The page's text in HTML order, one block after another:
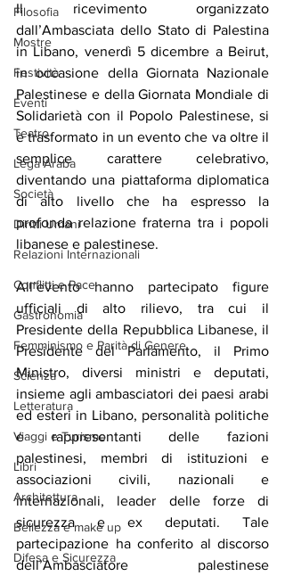
Filosofia
Mostre
Festività
Eventi
Teatro
Lega Araba
Società
Diritti Umani
Relazioni Internazionali
Conflitti e Pace
Gastronomia
Femminismo e Parità di Genere
Scienza
Letteratura
Viaggi e Turismo
Libri
Architettura
Bellezza e make up
Difesa e Sicurezza
Il ricevimento organizzato
dall’Ambasciata dello Stato di Palestina
in Libano, venerdì 5 dicembre a Beirut,
in occasione della Giornata Nazionale
Palestinese e della Giornata Mondiale di
Solidarietà con il Popolo Palestinese, si
è trasformato in un evento che va oltre il
semplice carattere celebrativo,
diventando una piattaforma diplomatica
di alto livello che ha espresso la
profonda relazione fraterna tra i popoli
libanese e palestinese.
All’evento hanno partecipato figure
ufficiali di alto rilievo, tra cui il
Presidente della Repubblica Libanese, il
Presidente del Parlamento, il Primo
Ministro, diversi ministri e deputati,
insieme agli ambasciatori dei paesi arabi
ed esteri in Libano, personalità politiche
e rappresentanti delle fazioni
palestinesi, membri di istituzioni e
associazioni civili, nazionali e
internazionali, leader delle forze di
sicurezza e ex deputati. Tale
partecipazione ha conferito al discorso
dell’Ambasciatore palestinese